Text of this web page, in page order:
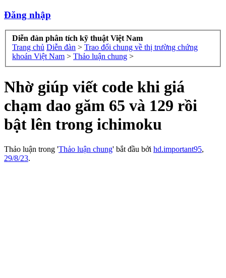
Đăng nhập
Diễn đàn phân tích kỹ thuật Việt Nam
Trang chủ Diễn đàn > Trao đổi chung về thị trường chứng
khoán Việt Nam > Thảo luận chung >
Nhờ giúp viết code khi giá
chạm dao găm 65 và 129 rồi
bật lên trong ichimoku
Thảo luận trong 'Thảo luận chung' bắt đầu bởi hd.important95,
29/8/23.